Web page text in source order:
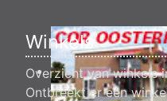
Winkels
Overzicht van winkels
Ontbreekt er een